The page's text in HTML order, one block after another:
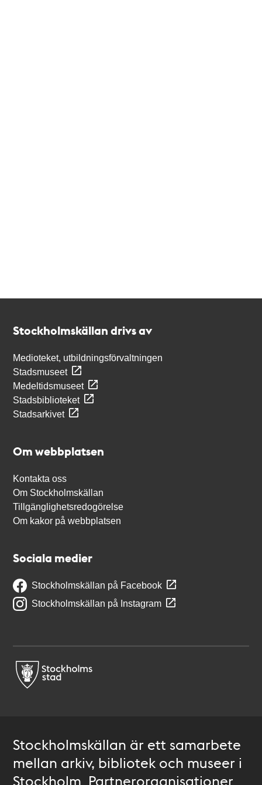
Stockholmskällan drivs av
Medioteket, utbildningsförvaltningen
Stadsmuseet
Medeltidsmuseet
Stadsbiblioteket
Stadsarkivet
Om webbplatsen
Kontakta oss
Om Stockholmskällan
Tillgänglighetsredogörelse
Om kakor på webbplatsen
Sociala medier
Stockholmskällan på Facebook
Stockholmskällan på Instagram
Stockholmskällan är ett samarbete
mellan arkiv, bibliotek och museer i
Stockholm. Partnerorganisationer